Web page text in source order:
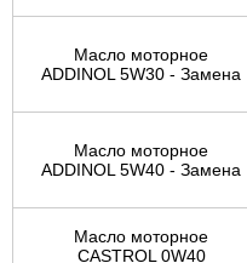
Масло моторное
ADDINOL 5W30 - Замена
Масло моторное
ADDINOL 5W40 - Замена
Масло моторное
CASTROL 0W40